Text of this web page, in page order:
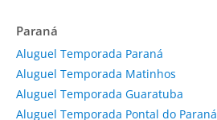
Paraná
Aluguel Temporada Paraná
Aluguel Temporada Matinhos
Aluguel Temporada Guaratuba
Aluguel Temporada Pontal do Paraná